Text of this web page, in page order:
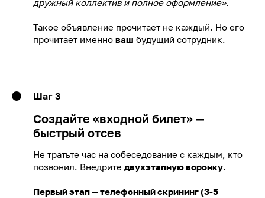
дружный коллектив и полное оформление».
Такое объявление прочитает не каждый. Но его
прочитает именно ваш будущий сотрудник.
Шаг 3
Создайте «входной билет» —
быстрый отсев
Не тратьте час на собеседование с каждым, кто
позвонил. Внедрите двухэтапную воронку.
Первый этап — телефонный скрининг (3-5